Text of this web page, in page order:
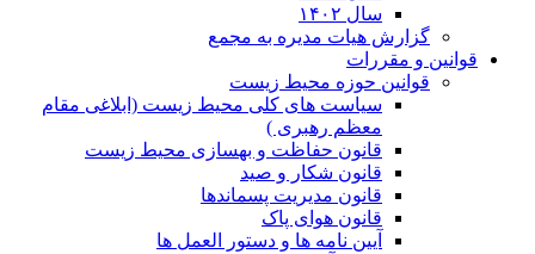
سال ۱۴۰۲
گزارش هیات مدیره به مجمع
قوانین و مقررات
قوانین حوزه محیط زیست
ﺳﯿﺎﺳﺖ ﻫﺎی ﮐﻠﯽ ﻣﺤﯿﻂ زﯾﺴﺖ (ابلاغی مقام
معظم رهبری )
قانون حفاظت و بهسازی محیط زیست
قانون شکار و صید
قانون مدیریت پسماندها
قانون هوای پاک
آیین نامه ها و دستور العمل ها